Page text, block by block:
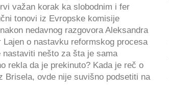
važan korak ka slobodnim i fer
tonovi iz Evropske komisije
nedavnog razgovora Aleksandra
o nastavku reformskog procesa
nešto za šta je sama
rekla da je prekinuto? Kada je reč o
Brisela, ovde nije suvišno podsetiti na